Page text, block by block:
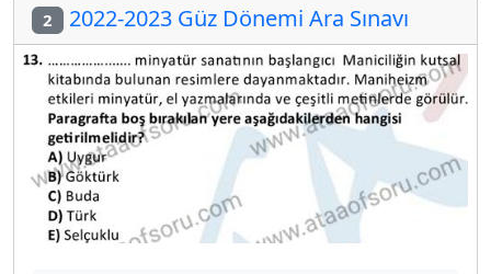
2 2022-2023 Güz Dönemi Ara Sınavı